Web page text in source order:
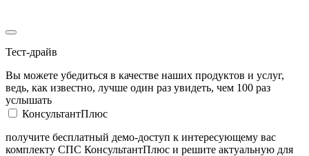
Тест-драйв
Вы можете убедиться в качестве наших продуктов и услуг,
ведь, как известно, лучше один раз увидеть, чем 100 раз
услышать
КонсультантПлюс
получите бесплатный демо-доступ к интересующему вас
комплекту СПС КонсультантПлюс и решите актуальную для